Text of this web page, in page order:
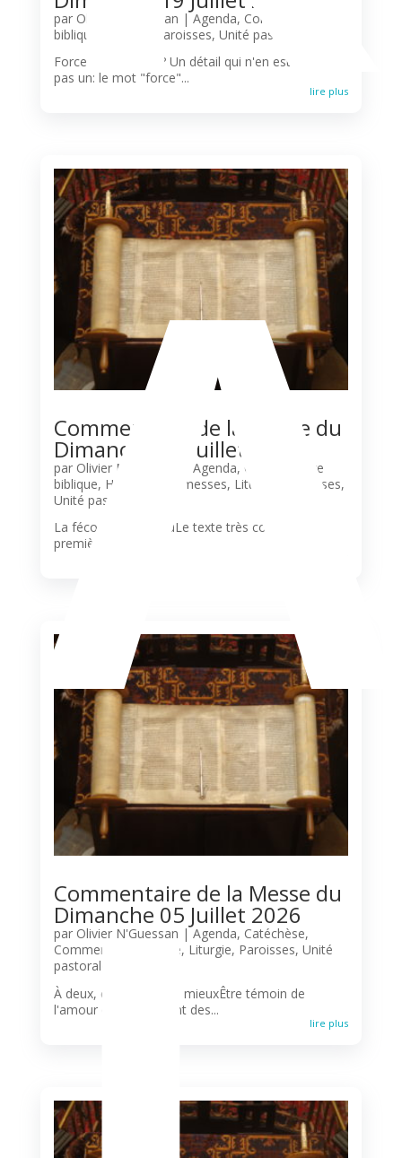
A
par Olivier N'Guessan |Agenda, Commentaire
biblique
Paroisses, Unité pastorale
Force ou faiblesse? Un détail qui n'en est peut-être
pas un: le mot "force"...
lire plus
Commentaire de la Messe du
Dimanche 12 Juillet 2026
par Olivier N'Guessan Agenda, Commentaire
biblique, Horaires des messes, Liturgie Paroisses,
Unité pastorale
La fécondité de DieuLe texte très court de la
première lecture, tiré du...
Commentaire de la Messe du
Dimanche 05 Juillet 2026
par Olivier N'Guessan |Agenda, Catéchèse,
Commentaire biblique, Liturgie, Paroisses, Unité
pastorale
À deux, c'est toujours mieuxÊtre témoin de
l'amour que se portent des...
lire plus